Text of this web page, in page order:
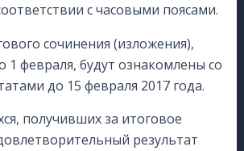
с часовыми поясами.
сочинения (изложения),
1 февраля, будут ознакомлены со
до 15 февраля 2017 года.
получивших за итоговое
результат